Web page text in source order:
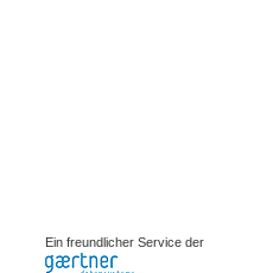
Ein freundlicher Service der